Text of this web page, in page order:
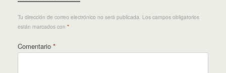
Tu dirección de correo electrónico no será publicada. Los campos obligatorios
están marcados con *
Comentario *